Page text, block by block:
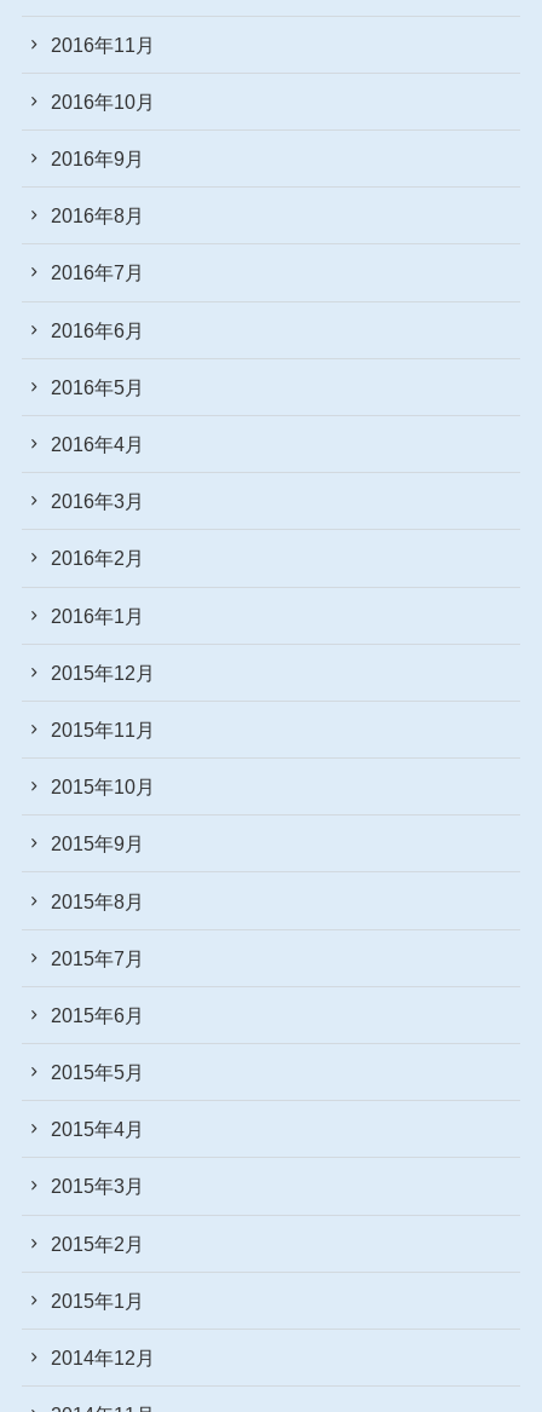
2016年11月
2016年10月
2016年9月
2016年8月
2016年7月
2016年6月
2016年5月
2016年4月
2016年3月
2016年2月
2016年1月
2015年12月
2015年11月
2015年10月
2015年9月
2015年8月
2015年7月
2015年6月
2015年5月
2015年4月
2015年3月
2015年2月
2015年1月
2014年12月